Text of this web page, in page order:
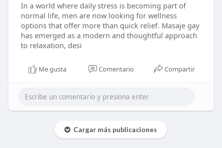
In a world where daily stress is becoming part of
normal life, men are now looking for wellness
options that offer more than quick relief. Masaje gay
has emerged as a modern and thoughtful approach
to relaxation, desi
Me gusta Comentario Compartir
Cargar más publicaciones